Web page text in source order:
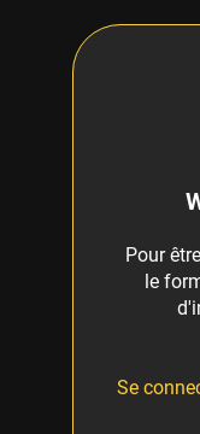
Pour
le
Se